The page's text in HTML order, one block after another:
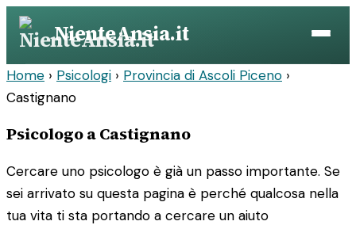
Vai
contenuto
NienteAnsia.it
Home › Psicologi › Provincia di Ascoli Piceno ›
Castignano
Psicologo a Castignano
Cercare uno psicologo è già un passo importante. Se
sei arrivato su questa pagina è perché qualcosa nella
tua vita ti sta portando a cercare un aiuto